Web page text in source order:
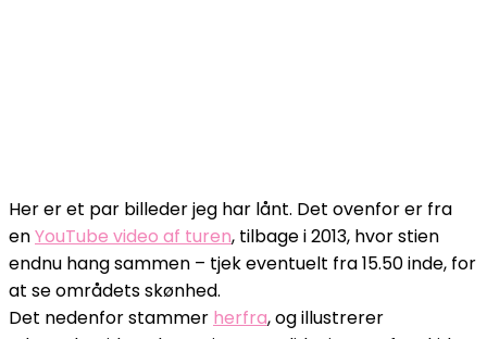
Her er et par billeder jeg har lånt. Det ovenfor er fra
enYouTube video af turen, tilbage i 2013, hvor stien
endnu hang sammen – tjek eventuelt fra 15.50 inde, for
at se områdets skønhed.
Det nedenfor stammer herfra, og illustrerer